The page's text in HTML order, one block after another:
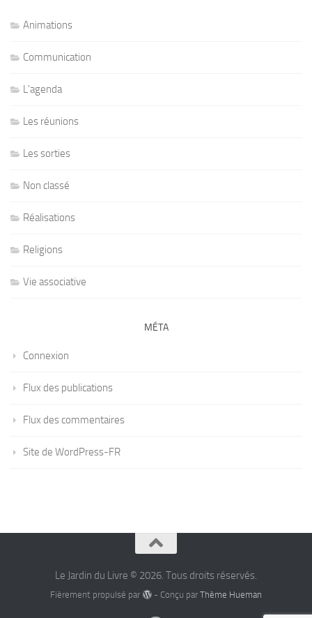
Animations
Communication
L'agenda
Les réunions
Les sorties
Non classé
Réalisations
Religions
Vie associative
MÉTA
Connexion
Flux des publications
Flux des commentaires
Site de WordPress-FR
Le Jardin du Livre © 2026. Tous droits réservés.
Fièrement propulsé par - Conçu par Thème Hueman